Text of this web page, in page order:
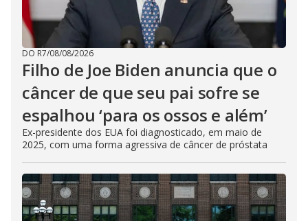
DO R7/08/08/2026
Filho de Joe Biden anuncia que o
câncer de que seu pai sofre se
espalhou ‘para os ossos e além’
Ex-presidente dos EUA foi diagnosticado, em maio de
2025, com uma forma agressiva de câncer de próstata